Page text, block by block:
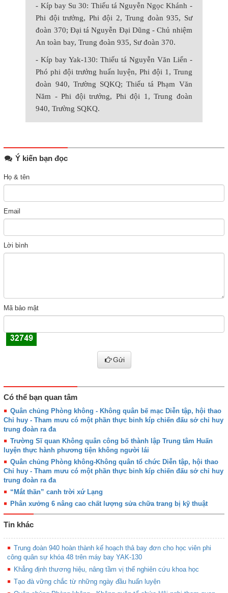
- Kíp bay Su 30: Thiếu tá Nguyễn Ngọc Khánh -
Phi đội trưởng, Phi đội 2, Trung đoàn935, Sư
đoàn 370; Đại tá Nguyễn Đại Dũng - Chủ nhiệm
An toàn bay, Trung đoàn 935, Sư đoàn 370.
- Kíp bay Yak-130: Thiếu tá Nguyễn Văn Liển -
Phó phi đội trưởng huấn luyện, Phi đội 1, Trung
đoàn 940, Trường SQKQ; Thiếu tá Phạm Văn
Năm - Phi đội trưởng, Phi đội 1, Trung đoàn
940, Trường SQKQ.
Ý kiến bạn đọc
Họ & tên
Email
Lời bình
Mã bảo mật
Gửi
Có thể bạn quan tâm
Quân chủng Phòng không - Không quân bế mạc Diễn tập, hội thao
Chỉ huy - Tham mưu có một phần thực binh kíp chiến đấu sở chỉ huy
trung đoàn ra đa
Trường Sĩ quan Không quân công bố thành lập Trung tâm Huấn
luyện thực hành phương tiện không người lái
Quân chủng Phòng không-Không quân tổ chức Diễn tập, hội thao
Chỉ huy - Tham mưu có một phần thực binh kíp chiến đấu sở chỉ huy
trung đoàn ra đa
“Mắt thần” canh trời xứ Lạng
Phân xưởng 6 nâng cao chất lượng sửa chữa trang bị kỹ thuật
Tin khác
Trung đoàn 940 hoàn thành kế hoạch thả bay đơn cho học viên phi
công quân sự khóa 48 trên máy bay YAK-130
Khẳng định thương hiệu, nâng tầm vị thế nghiên cứu khoa học
Tạo đà vững chắc từ những ngày đầu huấn luyện